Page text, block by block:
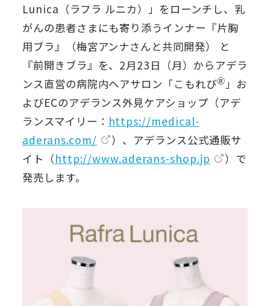
Lunica（ラフラ ルニカ）」をローンチし、乳
がんの患者さまにも寄り添うインナー『片胸
用ブラ』（梅宮アンナさんと共同開発） と
『前開きブラ』を、2月23日（月）からアデラ
ンス直営の病院内ヘアサロン「こもれびⓇ 」お
よびECのアデランス外見ケアショップ（アデ
ランスマイリー： https://medical-
aderans.com/
）、アデランス公式通販サ
イト（http://www.aderans-shop.jp
）で
発売します。